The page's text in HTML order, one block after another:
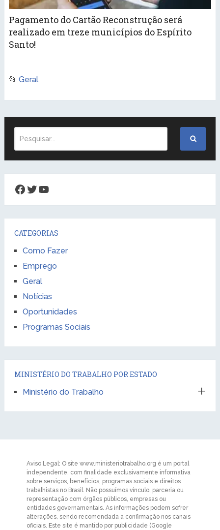
Pagamento do Cartão Reconstrução será
realizado em treze municípios do Espírito
Santo!
📂 Geral
Facebook
Twitter
Youtube
CATEGORIAS
Como Fazer
Emprego
Geral
Notícias
Oportunidades
Programas Sociais
MINISTÉRIO DO TRABALHO POR ESTADO
Ministério do Trabalho
Aviso Legal: O site www.ministeriotrabalho.org é um portal
independente, com finalidade exclusivamente informativa
sobre serviços, benefícios, programas sociais e direitos
trabalhistas no Brasil. Não possuímos vínculo, parceria ou
representação com órgãos públicos, empresas ou
entidades governamentais. As informações podem sofrer
alterações, sendo recomendada a confirmação nos canais
oficiais. Este site é mantido por publicidade (Google